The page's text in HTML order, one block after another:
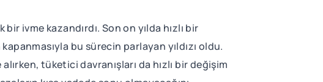
ivme kazandırdı. Son on yılda hızlı bir
bu sürecin parlayan yıldızı oldu.
tüketici davranışları da hızlı bir değişim